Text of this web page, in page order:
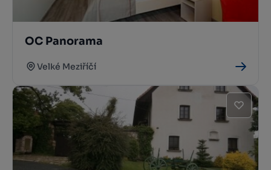
OC Panorama
Velké Meziříčí